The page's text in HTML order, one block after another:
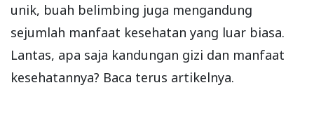
unik, buah belimbing juga mengandung
sejumlah manfaat kesehatan yang luar biasa.
Lantas, apa saja kandungan gizi dan manfaat
kesehatannya? Baca terus artikelnya.